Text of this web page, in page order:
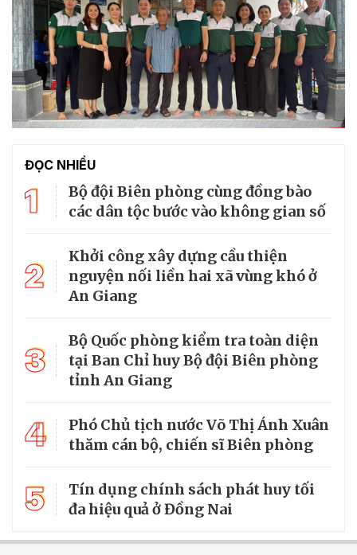
ĐỌC NHIỀU
1
Bộ đội Biên phòng cùng đồng bào
các dân tộc bước vào không gian số
2
Khởi công xây dựng cầu thiện
nguyện nối liền hai xã vùng khó ở
An Giang
3
Bộ Quốc phòng kiểm tra toàn diện
tại Ban Chỉ huy Bộ đội Biên phòng
tỉnh An Giang
4
Phó Chủ tịch nước Võ Thị Ánh Xuân
thăm cán bộ, chiến sĩ Biên phòng
5
Tín dụng chính sách phát huy tối
đa hiệu quả ở Đồng Nai